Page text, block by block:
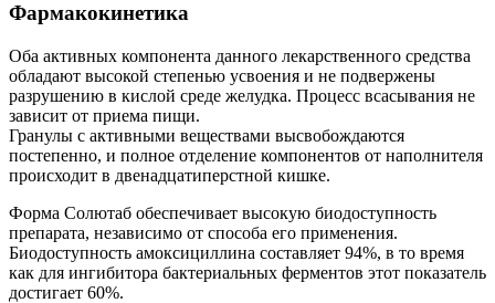
Фармакокинетика
Оба активных компонента данного лекарственного средства
обладают высокой степенью усвоения и не подвержены
разрушению в кислой среде желудка. Процесс всасывания не
зависит от приема пищи.
Гранулы с активными веществами высвобождаются
постепенно, и полное отделение компонентов от наполнителя
происходит в двенадцатиперстной кишке.
Форма Солютаб обеспечивает высокую биодоступность
препарата, независимо от способа его применения.
Биодоступность амоксициллина составляет 94%, в то время
как для ингибитора бактериальных ферментов этот показатель
достигает 60%.